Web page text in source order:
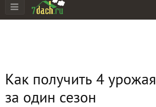
Как получить 4
за один сезон